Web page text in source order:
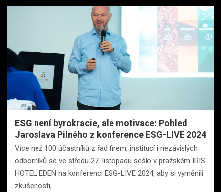
ESG není byrokracie, ale motivace: Pohled
Jaroslava Pilného z konference ESG-LIVE 2024
Více než 100 účastníků z řad firem, institucí i nezávislých
odborníků se ve středu 27. listopadu sešlo v pražském IRIS
HOTEL EDEN na konferenci ESG-LIVE 2024, aby si vyměnili
zkušenosti,…